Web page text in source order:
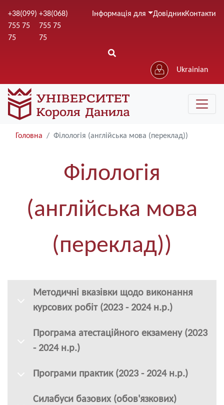
до
+38(099)
755 75
75
+38(068)
755 75
75
Інформація для ДовідникКонтакти
Ukrainian
Головна Філологія (англійська мова (переклад))
Філологія
(англійська мова
(переклад))
Методичні вказівки щодо виконання
курсових робіт (2023 - 2024 н.р.)
Програма атестаційного екзамену (2023
- 2024 н.р.)
Програми практик (2023 - 2024 н.р.)
Силабуси базових (обов'язкових)